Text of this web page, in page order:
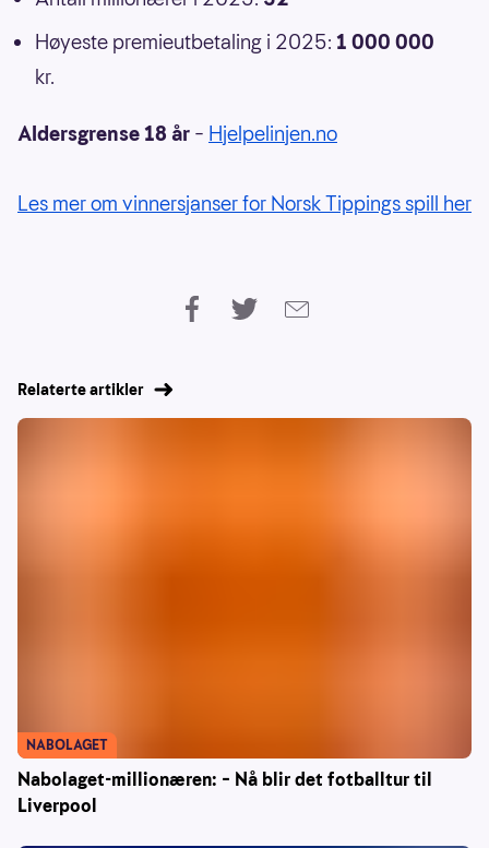
Høyeste premieutbetaling i 2025: 1 000 000
kr.
Aldersgrense 18 år – Hjelpelinjen.no
Les mer om vinnersjanser for Norsk Tippings spill her
Relaterte artikler
Nabolaget-millionæren: – Nå blir det fotballtur til
Liverpool
NABOLAGET